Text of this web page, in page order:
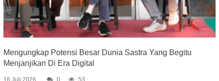
Mengungkap Potensi Besar Dunia Sastra Yang Begitu
Menjanjikan Di Era Digital